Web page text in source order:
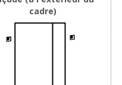
cadre)